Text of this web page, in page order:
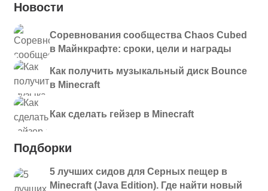
Новости
Соревнования сообщества Chaos Cubed
в Майнкрафте: сроки, цели и награды
Как получить музыкальный диск Bounce
в Minecraft
Как сделать гейзер в Minecraft
Подборки
5 лучших сидов для Серных пещер в
Minecraft (Java Edition). Где найти новый